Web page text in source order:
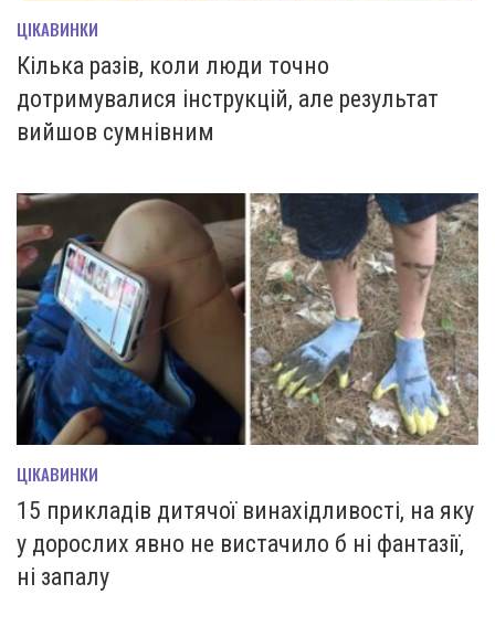
ЦІКАВИНКИ
Кілька разів, коли люди точно
дотримувалися інструкцій, але результат
вийшов сумнівним
ЦІКАВИНКИ
15 прикладів дитячої винахідливості, на яку
у дорослих явно не вистачило б ні фантазії,
ні запалу